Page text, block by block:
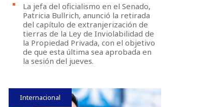
La jefa del oficialismo en el Senado,
Patricia Bullrich, anunció la retirada
del capítulo de extranjerización de
tierras de la Ley de Inviolabilidad de
la Propiedad Privada, con el objetivo
de que esta última sea aprobada en
la sesión del jueves.
Internacional